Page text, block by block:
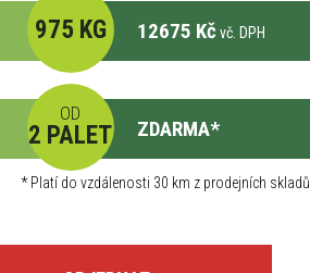
975 KG 12675 Kč vč. DPH
OD
2 PALET ZDARMA*
*Platí do vzdálenosti 30 km z prodejních skladů.